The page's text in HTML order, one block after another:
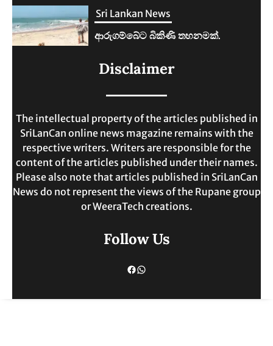
Sri Lankan News
ඉහළට.
Disclaimer
The intellectual property of the articles published in
SriLanCan online news magazine remains with the
respective writers. Writers are responsible for the
content of the articles published under their names.
Please also note that articles published in SriLanCan
News do not represent the views of the Rupane group
or WeeraTech creations.
Follow Us
Facebook
WhatsApp